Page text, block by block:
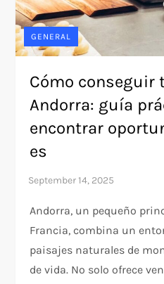
GENERAL
Cómo conseguir
Andorra: guía
encontrar
es
Andorra, un pequeño
Francia, combina un
paisajes naturales de
de vida. No solo ofrece